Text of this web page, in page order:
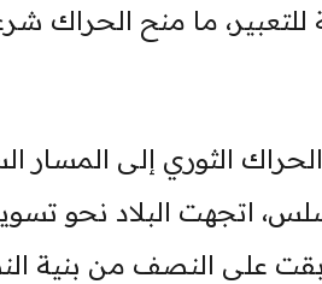
ما منح الحراك
الثوري إلى
اتجهت البلاد نحو
أبقت على النصف من بنية